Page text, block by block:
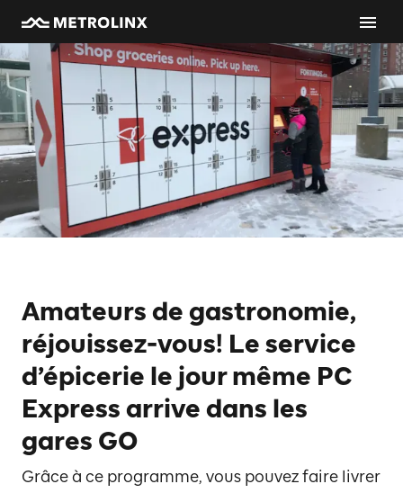
Amateurs de gastronomie,
réjouissez-vous! Le service
d’épicerie le jour même PC
Express arrive dans les
gares GO
Grâce à ce programme, vous pouvez faire livrer